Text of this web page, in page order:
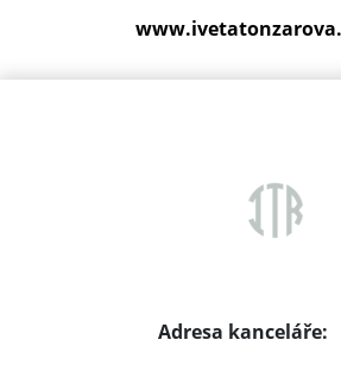
Adresa kanceláře: